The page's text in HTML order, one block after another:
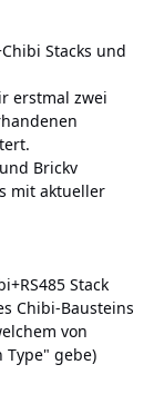
Stacks und
erstmal zwei
Brickv
mit aktueller
Stack
Chibi-Bausteins
von
Type" gebe)